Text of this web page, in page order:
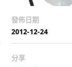
發佈日期
2012-12-24
分享